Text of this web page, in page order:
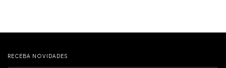
RECEBA NOVIDADES